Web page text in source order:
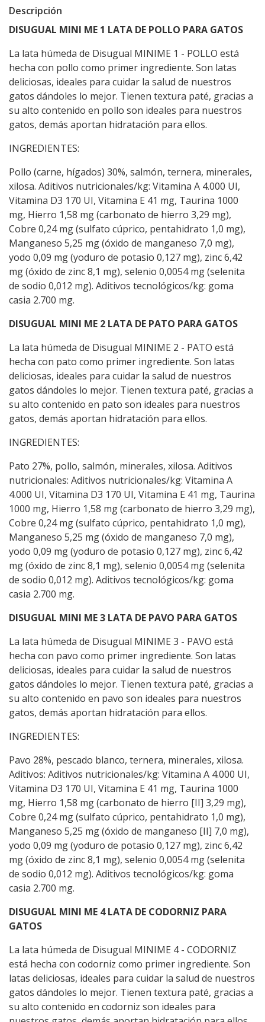
Descripción
DISUGUAL MINI ME 1 LATA DE POLLO PARA GATOS
La lata húmeda de Disugual MINIME 1 - POLLO está
hecha con pollo como primer ingrediente. Son latas
deliciosas, ideales para cuidar la salud de nuestros
gatos dándoles lo mejor. Tienen textura paté, gracias a
su alto contenido en pollo son ideales para nuestros
gatos, demás aportan hidratación para ellos.
INGREDIENTES:
Pollo (carne, hígados) 30%, salmón, ternera, minerales,
xilosa. Aditivos nutricionales/kg: Vitamina A 4.000 UI,
Vitamina D3 170 UI, Vitamina E 41 mg, Taurina 1000
mg, Hierro 1,58 mg (carbonato de hierro 3,29 mg),
Cobre 0,24 mg (sulfato cúprico, pentahidrato 1,0 mg),
Manganeso 5,25 mg (óxido de manganeso 7,0 mg),
yodo 0,09 mg (yoduro de potasio 0,127 mg), zinc 6,42
mg (óxido de zinc 8,1 mg), selenio 0,0054 mg (selenita
de sodio 0,012 mg). Aditivos tecnológicos/kg: goma
casia 2.700 mg.
DISUGUAL MINI ME 2 LATA DE PATO PARA GATOS
La lata húmeda de Disugual MINIME 2 - PATO está
hecha con pato como primer ingrediente. Son latas
deliciosas, ideales para cuidar la salud de nuestros
gatos dándoles lo mejor. Tienen textura paté, gracias a
su alto contenido en pato son ideales para nuestros
gatos, demás aportan hidratación para ellos.
INGREDIENTES:
Pato 27%, pollo, salmón, minerales, xilosa. Aditivos
nutricionales: Aditivos nutricionales/kg: Vitamina A
4.000 UI, Vitamina D3 170 UI, Vitamina E 41 mg, Taurina
1000 mg, Hierro 1,58 mg (carbonato de hierro 3,29 mg),
Cobre 0,24 mg (sulfato cúprico, pentahidrato 1,0 mg),
Manganeso 5,25 mg (óxido de manganeso 7,0 mg),
yodo 0,09 mg (yoduro de potasio 0,127 mg), zinc 6,42
mg (óxido de zinc 8,1 mg), selenio 0,0054 mg (selenita
de sodio 0,012 mg). Aditivos tecnológicos/kg: goma
casia 2.700 mg.
DISUGUAL MINI ME 3 LATA DE PAVO PARA GATOS
La lata húmeda de Disugual MINIME 3 - PAVO está
hecha con pavo como primer ingrediente. Son latas
deliciosas, ideales para cuidar la salud de nuestros
gatos dándoles lo mejor. Tienen textura paté, gracias a
su alto contenido en pavo son ideales para nuestros
gatos, demás aportan hidratación para ellos.
INGREDIENTES:
Pavo 28%, pescado blanco, ternera, minerales, xilosa.
Aditivos: Aditivos nutricionales/kg: Vitamina A 4.000 UI,
Vitamina D3 170 UI, Vitamina E 41 mg, Taurina 1000
mg, Hierro 1,58 mg (carbonato de hierro [II] 3,29 mg),
Cobre 0,24 mg (sulfato cúprico, pentahidrato 1,0 mg),
Manganeso 5,25 mg (óxido de manganeso [II] 7,0 mg),
yodo 0,09 mg (yoduro de potasio 0,127 mg), zinc 6,42
mg (óxido de zinc 8,1 mg), selenio 0,0054 mg (selenita
de sodio 0,012 mg). Aditivos tecnológicos/kg: goma
casia 2.700 mg.
DISUGUAL MINI ME 4 LATA DE CODORNIZ PARA
GATOS
La lata húmeda de Disugual MINIME 4 - CODORNIZ
está hecha con codorniz como primer ingrediente. Son
latas deliciosas, ideales para cuidar la salud de nuestros
gatos dándoles lo mejor. Tienen textura paté, gracias a
su alto contenido en codorniz son ideales para